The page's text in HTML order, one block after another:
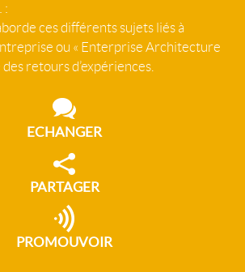
:
ces différents sujets liés à
ou « Enterprise Architecture
des retours d’expériences.
ECHANGER
PARTAGER
PROMOUVOIR